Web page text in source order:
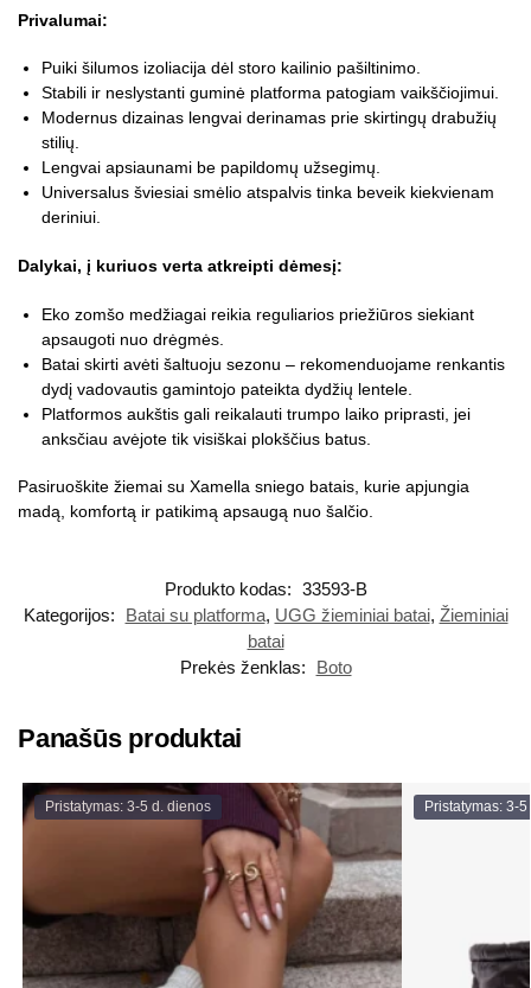
Privalumai:
Puiki šilumos izoliacija dėl storo kailinio pašiltinimo.
Stabili ir neslystanti guminė platforma patogiam vaikščiojimui.
Modernus dizainas lengvai derinamas prie skirtingų drabužių
stilių.
Lengvai apsiaunami be papildomų užsegimų.
Universalus šviesiai smėlio atspalvis tinka beveik kiekvienam
deriniui.
Dalykai, į kuriuos verta atkreipti dėmesį:
Eko zomšo medžiagai reikia reguliarios priežiūros siekiant
apsaugoti nuo drėgmės.
Batai skirti avėti šaltuoju sezonu – rekomenduojame renkantis
dydį vadovautis gamintojo pateikta dydžių lentele.
Platformos aukštis gali reikalauti trumpo laiko priprasti, jei
anksčiau avėjote tik visiškai plokščius batus.
Pasiruoškite žiemai su Xamella sniego batais, kurie apjungia
madą, komfortą ir patikimą apsaugą nuo šalčio.
Produkto kodas: 33593-B
Kategorijos:
Batai su platforma, UGG žieminiai batai, Žieminiai
batai
Prekės ženklas:
Boto
Panašūs produktai
Pristatymas: 3-5 d. dienos Pristatymas: 3-